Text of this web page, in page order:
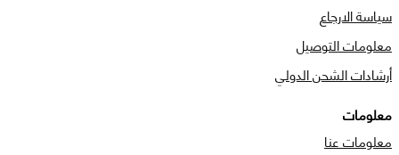
سياسة الارجاع
معلومات التوصيل
أرشادات الشحن الدولي
معلومات
معلومات عنا